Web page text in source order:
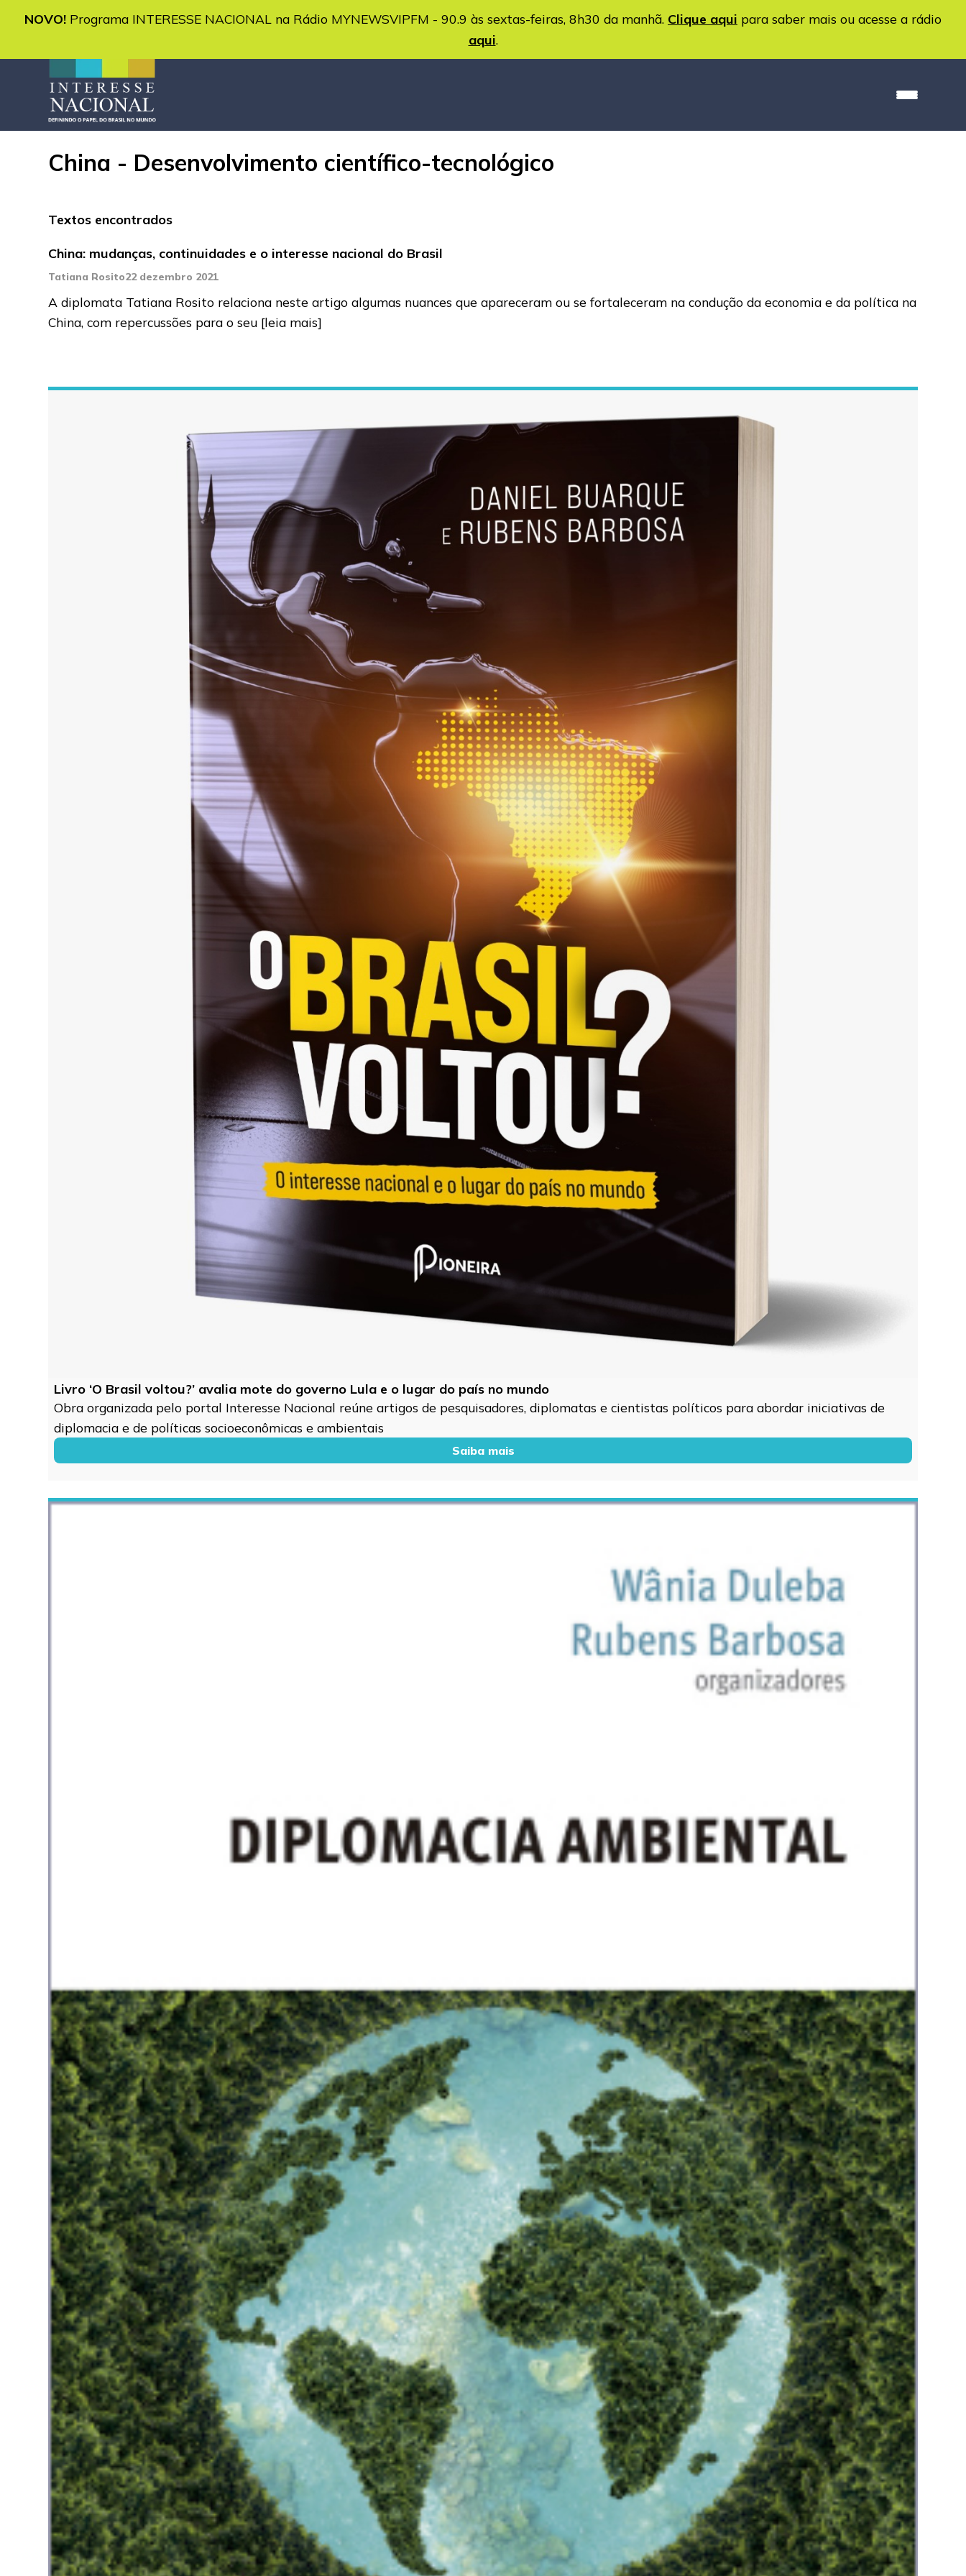
NOVO! Programa INTERESSE NACIONAL na Rádio MYNEWSVIPFM - 90.9 às sextas-feiras, 8h30 da manhã. Clique aqui para saber mais ou acesse a rádio
aqui.
China - Desenvolvimento científico-tecnológico
Textos encontrados
China: mudanças, continuidades e o interesse nacional do Brasil
Tatiana Rosito22 dezembro 2021
A diplomata Tatiana Rosito relaciona neste artigo algumas nuances que apareceram ou se fortaleceram na condução da economia e da política na
China, com repercussões para o seu [leia mais]
Livro ‘O Brasil voltou?’ avalia mote do governo Lula e o lugar do país no mundo
Obra organizada pelo portal Interesse Nacional reúne artigos de pesquisadores, diplomatas e cientistas políticos para abordar iniciativas de
diplomacia e de políticas socioeconômicas e ambientais
Saiba mais